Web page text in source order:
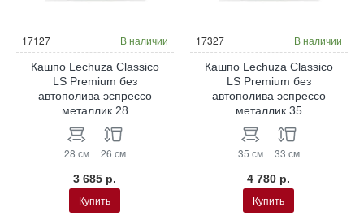
17127 В наличии
Кашпо Lechuza Classico
LS Premium без
автополива эспрессо
металлик 28
28 см 26 см
3 685 р.
Купить
17327 В наличии
Кашпо Lechuza Classico
LS Premium без
автополива эспрессо
металлик 35
35 см 33 см
4 780 р.
Купить